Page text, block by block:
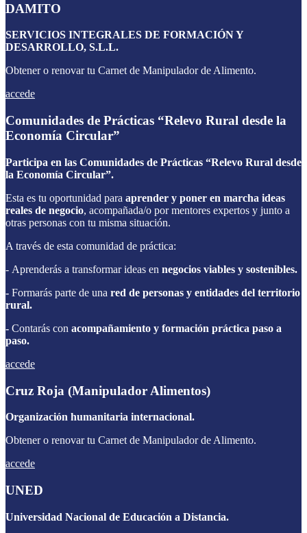
DAMITO
SERVICIOS INTEGRALES DE FORMACIÓN Y
DESARROLLO, S.L.L.
Obtener o renovar tu Carnet de Manipulador de Alimento.
accede
Comunidades de Prácticas “Relevo Rural desde la
Economía Circular”
Participa en las Comunidades de Prácticas “Relevo Rural desde
la Economía Circular”.
Esta es tu oportunidad para aprender y poner en marcha ideas
reales de negocio, acompañada/o por mentores expertos y junto a
otras personas con tu misma situación.
A través de esta comunidad de práctica:
- Aprenderás a transformar ideas en negocios viables y sostenibles.
- Formarás parte de una red de personas y entidades del territorio
rural.
- Contarás con acompañamiento y formación práctica paso a
paso.
accede
Cruz Roja (Manipulador Alimentos)
Organización humanitaria internacional.
Obtener o renovar tu Carnet de Manipulador de Alimento.
accede
UNED
Universidad Nacional de Educación a Distancia.